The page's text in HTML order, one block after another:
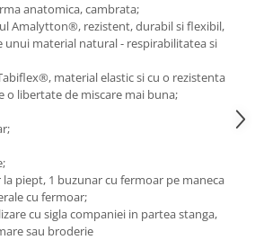
anatomica, cambrata;
Amalytton®, rezistent, durabil si flexibil,
unui material natural - respirabilitatea si
material elastic si cu o rezistenta
o libertate de miscare mai buna;
piept, 1 buzunar cu fermoar pe maneca
cu fermoar;
cu sigla companiei in partea stanga,
sau broderie